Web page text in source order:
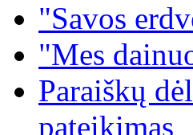
"Savos
"Mes
Paraiškų
pateikimas